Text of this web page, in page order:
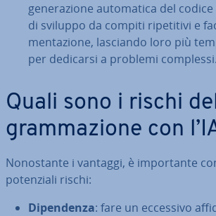
ge­ne­ra­zio­ne au­to­ma­ti­ca del
di sviluppo da compiti ri­pe­ti­ti­vi e
men­ta­zio­ne, lasciando loro più
per dedicarsi a problemi complessi.
Quali sono i rischi
gram­ma­zio­ne con
No­no­stan­te i vantaggi, è im­por­tan­te
po­ten­zia­li rischi:
Di­pen­den­za: fare un eccessivo